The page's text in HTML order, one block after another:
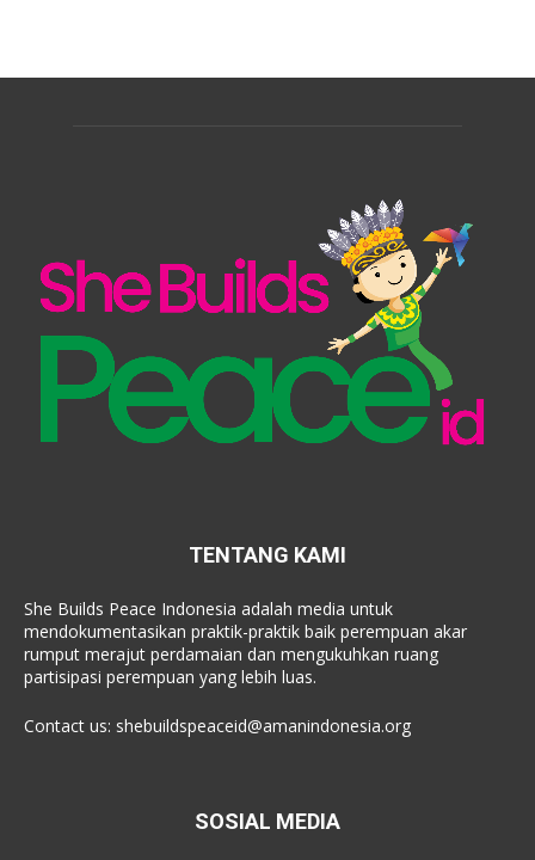
TENTANG KAMI
She Builds Peace Indonesia adalah media untuk
mendokumentasikan praktik-praktik baik perempuan akar
rumput merajut perdamaian dan mengukuhkan ruang
partisipasi perempuan yang lebih luas.
Contact us: shebuildspeaceid@amanindonesia.org
SOSIAL MEDIA